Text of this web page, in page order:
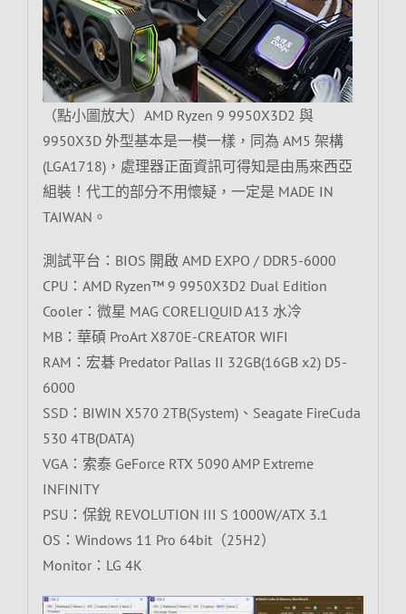
（點小圖放大）AMD Ryzen 9 9950X3D2 與
9950X3D 外型基本是一模一樣，同為 AM5 架構
(LGA1718)，處理器正面資訊可得知是由馬來西亞
組裝！代工的部分不用懷疑，一定是 MADE IN
TAIWAN。
測試平台：BIOS 開啟 AMD EXPO / DDR5-6000
CPU：AMD Ryzen™ 9 9950X3D2 Dual Edition
Cooler：微星 MAG CORELIQUID A13 水冷
MB：華碩 ProArt X870E-CREATOR WIFI
RAM：宏碁 Predator Pallas II 32GB(16GB x2) D5-
6000
SSD：BIWIN X570 2TB(System)、Seagate FireCuda
530 4TB(DATA)
VGA：索泰 GeForce RTX 5090 AMP Extreme
INFINITY
PSU：保銳 REVOLUTION III S 1000W/ATX 3.1
OS：Windows 11 Pro 64bit（25H2）
Monitor：LG 4K